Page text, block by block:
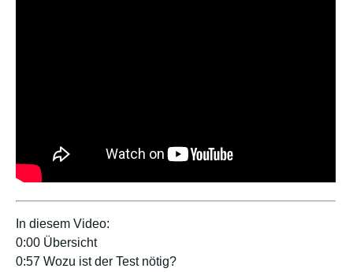
In diesem Video:
0:00 Übersicht
0:57 Wozu ist der Test nötig?